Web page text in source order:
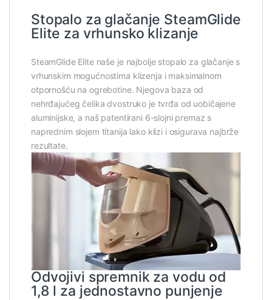
Stopalo za glačanje SteamGlide
Elite za vrhunsko klizanje
SteamGlide Elite naše je najbolje stopalo za glačanje s
vrhunskim mogućnostima klizenja i maksimalnom
otpornošću na ogrebotine. Njegova baza od
nehrđajućeg čelika dvostruko je tvrđa od uobičajene
aluminijske, a naš patentirani 6-slojni premaz s
naprednim slojem titanija lako klizi i osigurava najbrže
rezultate.
Odvojivi spremnik za vodu od
1,8 l za jednostavno punjenje